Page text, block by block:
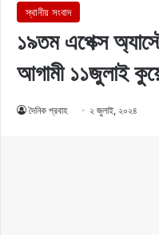
স্থানীয় সংবাদ
১৯তম এপেক্স
আগামী ১১জুলাই
দৈনিক প্রবাহ ২ জুলাই, ২০২৪